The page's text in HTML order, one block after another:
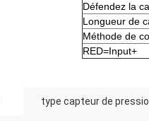
Défendez la
Longueur de
Méthode de
RED=Input+
type capteur de